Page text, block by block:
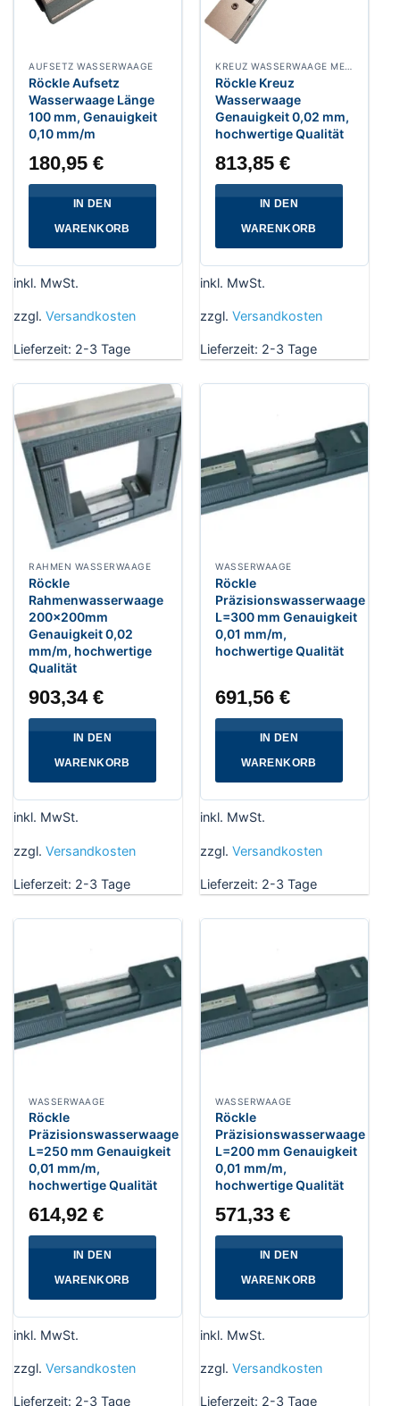
AUFSETZ WASSERWAAGE
Röckle Aufsetz
Wasserwaage Länge
100 mm, Genauigkeit
0,10 mm/m
180,95€
IN DEN
WARENKORB
inkl. MwSt.
zzgl. Versandkosten
Lieferzeit: 2-3 Tage
Röckle Kreuz
Wasserwaage
Genauigkeit 0,02 mm,
hochwertige Qualität
813,85€
IN DEN
WARENKORB
inkl. MwSt.
zzgl. Versandkosten
Lieferzeit: 2-3 Tage
RAHMEN WASSERWAAGE
Röckle
Rahmenwasserwaage
200x200mm
Genauigkeit 0,02
mm/m, hochwertige
Qualität
903,34€
IN DEN
WARENKORB
inkl. MwSt.
zzgl. Versandkosten
Lieferzeit: 2-3 Tage
WASSERWAAGE
Röckle
Präzisionswasserwaage
L=300 mm Genauigkeit
0,01 mm/m,
hochwertige Qualität
691,56€
IN DEN
WARENKORB
inkl. MwSt.
zzgl. Versandkosten
Lieferzeit: 2-3 Tage
WASSERWAAGE
Röckle
Präzisionswasserwaage
L=250 mm Genauigkeit
0,01 mm/m,
hochwertige Qualität
614,92€
IN DEN
WARENKORB
inkl. MwSt.
zzgl. Versandkosten
Lieferzeit: 2-3 Tage
WASSERWAAGE
Röckle
Präzisionswasserwaage
L=200 mm Genauigkeit
0,01 mm/m,
hochwertige Qualität
571,33€
IN DEN
WARENKORB
inkl. MwSt.
zzgl. Versandkosten
Lieferzeit: 2-3 Tage